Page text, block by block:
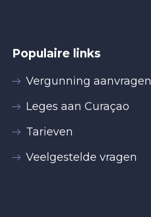
Populaire links
Vergunning aanvragen
Leges aan Curaçao
Tarieven
Veelgestelde vragen